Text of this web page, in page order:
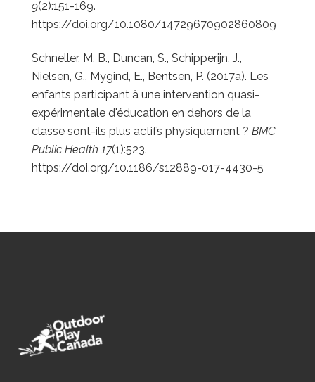
9(2):151-169.
https://doi.org/10.1080/14729670902860809
Schneller, M. B., Duncan, S., Schipperijn, J.,
Nielsen, G., Mygind, E., Bentsen, P. (2017a). Les
enfants participant à une intervention quasi-
expérimentale d'éducation en dehors de la
classe sont-ils plus actifs physiquement ? BMC
Public Health 17(1):523.
https://doi.org/10.1186/s12889-017-4430-5